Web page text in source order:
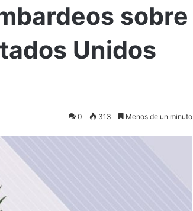
sobre
Unidos
0 313 Menos de un minuto